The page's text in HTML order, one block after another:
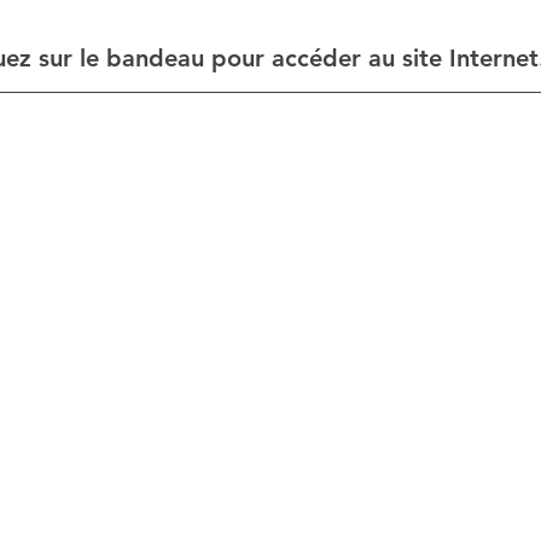
sur le bandeau pour accéder au site